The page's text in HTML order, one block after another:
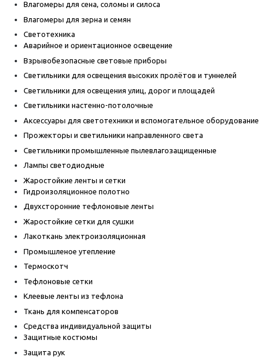
Влагомеры для сена, соломы и силоса
Влагомеры для зерна и семян
Светотехника
Аварийное и ориентационное освещение
Взрывобезопасные световые приборы
Светильники для освещения высоких пролётов и туннелей
Светильники для освещения улиц, дорог и площадей
Светильники настенно-потолочные
Аксессуары для светотехники и вспомогательное оборудование
Прожекторы и светильники направленного света
Светильники промышленные пылевлагозащищенные
Лампы светодиодные
Жаростойкие ленты и сетки
Гидроизоляционное полотно
Двухсторонние тефлоновые ленты
Жаростойкие сетки для сушки
Лакоткань электроизоляционная
Промышленое утепление
Термоскотч
Тефлоновые сетки
Клеевые ленты из тефлона
Ткань для компенсаторов
Средства индивидуальной защиты
Защитные костюмы
Защита рук